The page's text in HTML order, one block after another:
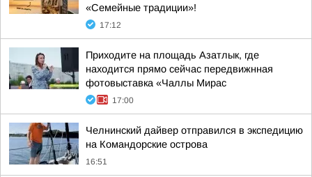
«Семейные традиции»!
17:12
Приходите на площадь Азатлык, где
находится прямо сейчас передвижнная
фотовыставка «Чаллы Мирас
17:00
Челнинский дайвер отправился в экспедицию
на Командорские острова
16:51